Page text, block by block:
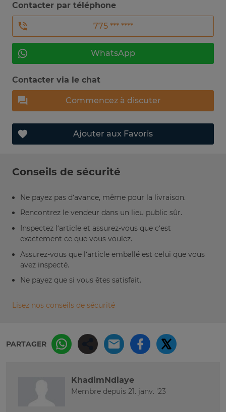
Contacter par téléphone
775 *** ****
WhatsApp
Contacter via le chat
Commencez à discuter
Ajouter aux Favoris
Conseils de sécurité
Ne payez pas d’avance, même pour la livraison.
Rencontrez le vendeur dans un lieu public sûr.
Inspectez l’article et assurez-vous que c’est
exactement ce que vous voulez.
Assurez-vous que l’article emballé est celui que vous
avez inspecté.
Ne payez que si vous êtes satisfait.
Lisez nos conseils de sécurité
PARTAGER
KhadimNdiaye
Membre depuis 21. janv. '23